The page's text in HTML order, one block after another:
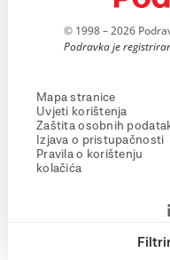
© 1998 – 2026
Podravka je
Mapa stranice
Uvjeti korištenja
Zaštita osobnih
Izjava o pristupačnosti
Pravila o korištenju
kolačića